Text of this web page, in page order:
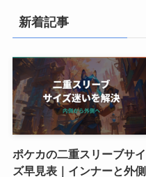
新着記事
ポケカの二重スリーブサイ
ズ早見表｜インナーと外側